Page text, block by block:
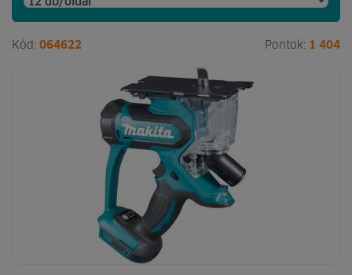
Kód: 064622 Pontok: 1 404